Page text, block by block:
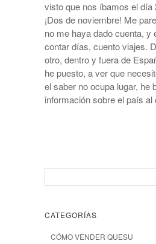
visto que nos íbamos el día
¡Dos de noviembre! Me
no me haya dado cuenta, y
contar días, cuento viajes.
otro, dentro y fuera de
he puesto, a ver que
el saber no ocupa lugar, he
información sobre el país
CATEGORÍAS
CÓMO VENDER QUESU